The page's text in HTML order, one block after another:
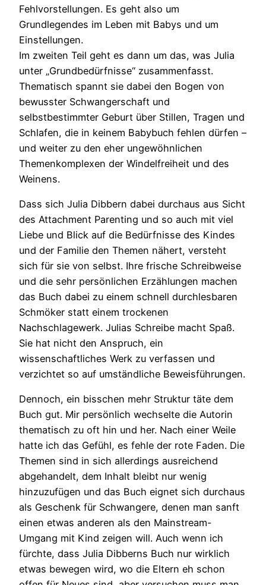
Fehlvorstellungen. Es geht also um
Grundlegendes im Leben mit Babys und um
Einstellungen.
Im zweiten Teil geht es dann um das, was Julia
unter „Grundbedürfnisse“ zusammenfasst.
Thematisch spannt sie dabei den Bogen von
bewusster Schwangerschaft und
selbstbestimmter Geburt über Stillen, Tragen und
Schlafen, die in keinem Babybuch fehlen dürfen –
und weiter zu den eher ungewöhnlichen
Themenkomplexen der Windelfreiheit und des
Weinens.
Dass sich Julia Dibbern dabei durchaus aus Sicht
des Attachment Parenting und so auch mit viel
Liebe und Blick auf die Bedürfnisse des Kindes
und der Familie den Themen nähert, versteht
sich für sie von selbst. Ihre frische Schreibweise
und die sehr persönlichen Erzählungen machen
das Buch dabei zu einem schnell durchlesbaren
Schmöker statt einem trockenen
Nachschlagewerk. Julias Schreibe macht Spaß.
Sie hat nicht den Anspruch, ein
wissenschaftliches Werk zu verfassen und
verzichtet so auf umständliche Beweisführungen.
Dennoch, ein bisschen mehr Struktur täte dem
Buch gut. Mir persönlich wechselte die Autorin
thematisch zu oft hin und her. Nach einer Weile
hatte ich das Gefühl, es fehle der rote Faden. Die
Themen sind in sich allerdings ausreichend
abgehandelt, dem Inhalt bleibt nur wenig
hinzuzufügen und das Buch eignet sich durchaus
als Geschenk für Schwangere, denen man sanft
einen etwas anderen als den Mainstream-
Umgang mit Kind zeigen will. Auch wenn ich
fürchte, dass Julia Dibberns Buch nur wirklich
etwas bewegen wird, wo die Eltern eh schon